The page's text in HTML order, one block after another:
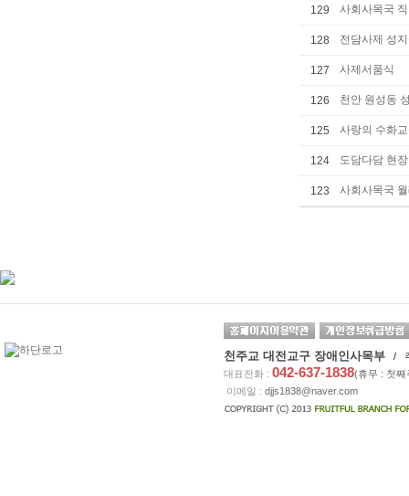
129 사회사목국
128 전담사제 성
127 사제서품식
126 천안 원성동
125 사랑의 수화
124 도담다담 현
123 사회사목국
천주교 대전교구 장애인사목부
/
대표전화 : 042-637-1838(휴무 : 첫째
이메일 : djjs1838@naver.com